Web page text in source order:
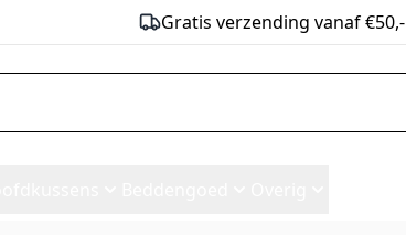
Gratis verzending vanaf €50,-